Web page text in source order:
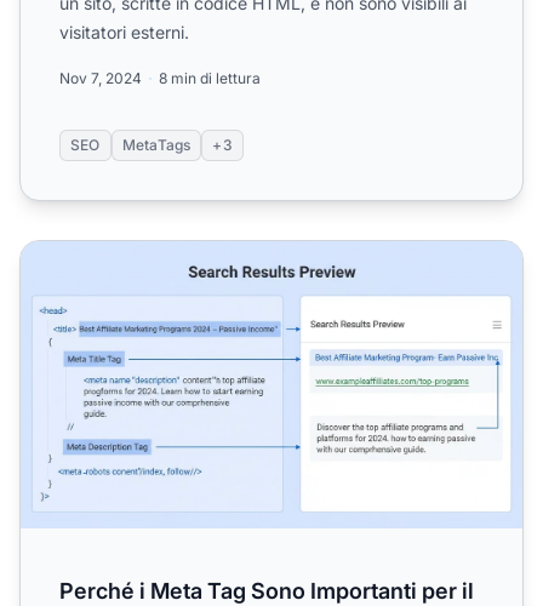
visitatori esterni.
Nov 7, 2024 8 min di lettura
SEO MetaTags +3
Perché i Meta Tag Sono Importanti per il Marketing di
Perché i Meta Tag Sono Importanti per il